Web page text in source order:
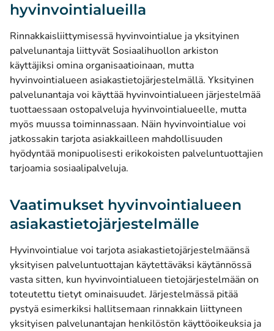
hyvinvointialueilla
Rinnakkaisliittymisessä hyvinvointialue ja yksityinen
palvelunantaja liittyvät Sosiaalihuollon arkiston
käyttäjiksi omina organisaatioinaan, mutta
hyvinvointialueen asiakastietojärjestelmällä. Yksityinen
palvelunantaja voi käyttää hyvinvointialueen järjestelmää
tuottaessaan ostopalveluja hyvinvointialueelle, mutta
myös muussa toiminnassaan. Näin hyvinvointialue voi
jatkossakin tarjota asiakkailleen mahdollisuuden
hyödyntää monipuolisesti erikokoisten palveluntuottajien
tarjoamia sosiaalipalveluja.
Vaatimukset hyvinvointialueen
asiakastietojärjestelmälle
Hyvinvointialue voi tarjota asiakastietojärjestelmäänsä
yksityisen palveluntuottajan käytettäväksi käytännössä
vasta sitten, kun hyvinvointialueen tietojärjestelmään on
toteutettu tietyt ominaisuudet. Järjestelmässä pitää
pystyä esimerkiksi hallitsemaan rinnakkain liittyneen
yksityisen palvelunantajan henkilöstön käyttöoikeuksia ja